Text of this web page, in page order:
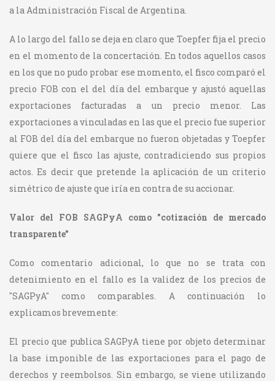
a la Administración Fiscal de Argentina.
A lo largo del fallo se deja en claro que Toepfer fija el precio
en el momento de la concertación. En todos aquellos casos
en los que no pudo probar ese momento, el fisco comparó el
precio FOB con el del día del embarque y ajustó aquellas
exportaciones facturadas a un precio menor. Las
exportaciones a vinculadas en las que el precio fue superior
al FOB del día del embarque no fueron objetadas y Toepfer
quiere que el fisco las ajuste, contradiciendo sus propios
actos. Es decir que pretende la aplicación de un criterio
simétrico de ajuste que iría en contra de su accionar.
Valor del FOB SAGPyA como "cotización de mercado
transparente"
Como comentario adicional, lo que no se trata con
detenimiento en el fallo es la validez de los precios de
"SAGPyA" como comparables. A continuación lo
explicamos brevemente:
El precio que publica SAGPyA tiene por objeto determinar
la base imponible de las exportaciones para el pago de
derechos y reembolsos. Sin embargo, se viene utilizando